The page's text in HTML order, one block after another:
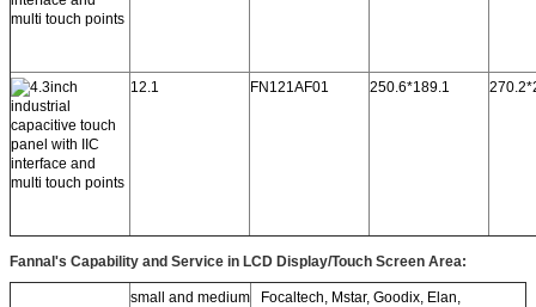
12.1 FN121AF01 250.6*189.1
Fannal's Capability and Service in LCD Display/Touch Screen Area:
small and medium
Focaltech, Mstar, Goodix, Elan,